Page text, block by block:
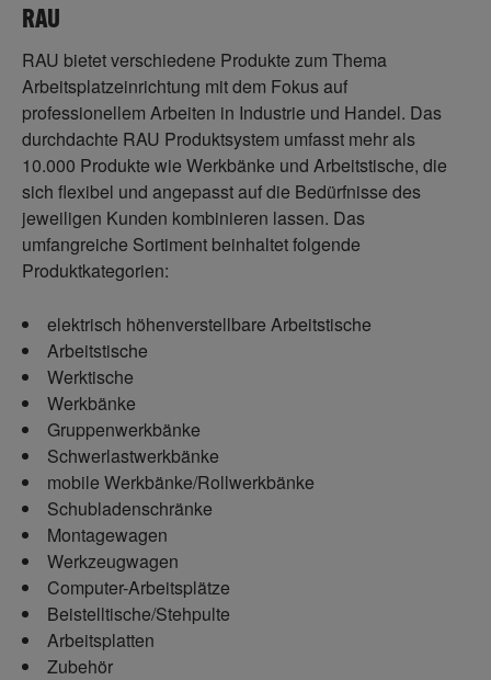
RAU
RAU bietet verschiedene Produkte zum Thema
Arbeitsplatzeinrichtung mit dem Fokus auf
professionellem Arbeiten in Industrie und Handel. Das
durchdachte RAU Produktsystem umfasst mehr als
10.000 Produkte wie Werkbänke und Arbeitstische, die
sich flexibel und angepasst auf die Bedürfnisse des
jeweiligen Kunden kombinieren lassen. Das
umfangreiche Sortiment beinhaltet folgende
Produktkategorien:
elektrisch höhenverstellbare Arbeitstische
Arbeitstische
Werktische
Werkbänke
Gruppenwerkbänke
Schwerlastwerkbänke
mobile Werkbänke/Rollwerkbänke
Schubladenschränke
Montagewagen
Werkzeugwagen
Computer-Arbeitsplätze
Beistelltische/Stehpulte
Arbeitsplatten
Zubehör